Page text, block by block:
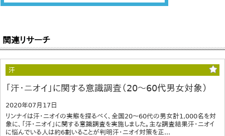
関連リサーチ
汗
「汗・ニオイ」に関する意識調査（20～60代男女対象）
2020年07月17日
リンナイは汗・ニオイの実態を探るべく、全国20～60代の男女計1,000名を対
象に、「汗・ニオイ」に関する意識調査を実施しました。主な調査結果汗・ニオイ
に悩んでいる人は約6割いることが判明汗・ニオイ対策を正...